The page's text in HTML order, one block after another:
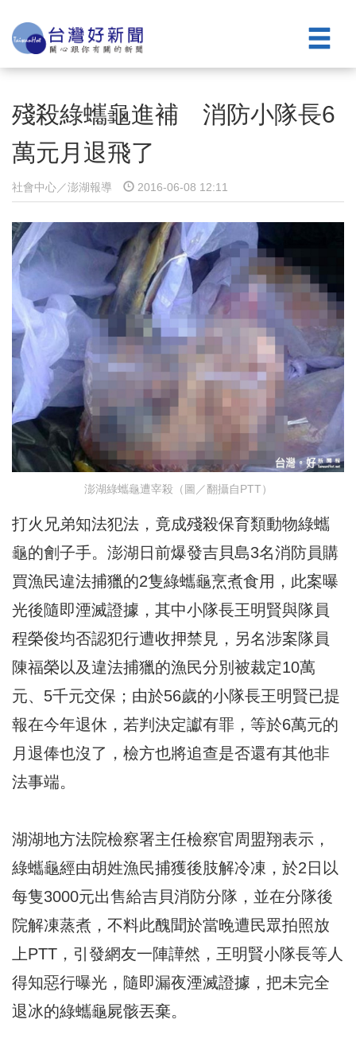
殘殺綠蠵龜進補 消防小隊長6
萬元月退飛了
社會中心／澎湖報導 2016-06-08 12:11
澎湖綠蠵龜遭宰殺（圖／翻攝自PTT）
打火兄弟知法犯法，竟成殘殺保育類動物綠蠵
龜的劊子手。澎湖日前爆發吉貝島3名消防員購
買漁民違法捕獵的2隻綠蠵龜烹煮食用，此案曝
光後隨即湮滅證據，其中小隊長王明賢與隊員
程榮俊均否認犯行遭收押禁見，另名涉案隊員
陳福榮以及違法捕獵的漁民分別被裁定10萬
元、5千元交保；由於56歲的小隊長王明賢已提
報在今年退休，若判決定讞有罪，等於6萬元的
月退俸也沒了，檢方也將追查是否還有其他非
法事端。
湖湖地方法院檢察署主任檢察官周盟翔表示，
綠蠵龜經由胡姓漁民捕獲後肢解冷凍，於2日以
每隻3000元出售給吉貝消防分隊，並在分隊後
院解凍蒸煮，不料此醜聞於當晚遭民眾拍照放
上PTT，引發網友一陣譁然，王明賢小隊長等人
得知惡行曝光，隨即漏夜湮滅證據，把未完全
退冰的綠蠵龜屍骸丟棄。